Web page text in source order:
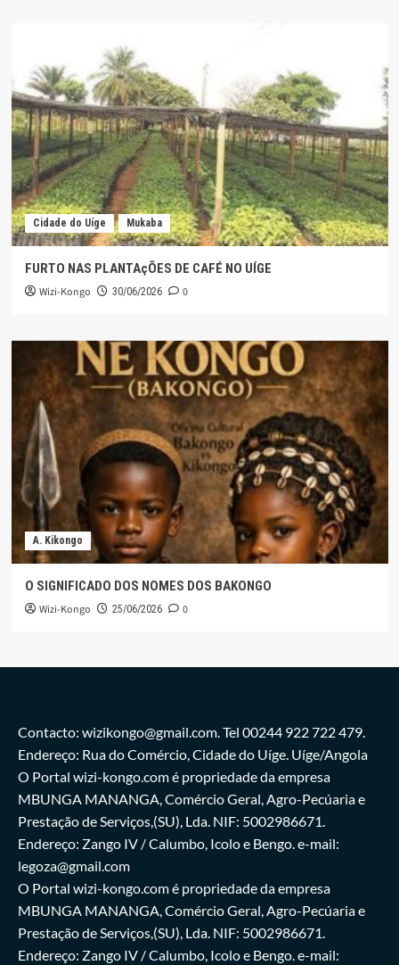
Cidade do Uíge Mukaba
FURTO NAS PLANTAçÕES DE CAFÉ NO UÍGE
Wizi-Kongo 30/06/2026 0
A. Kikongo
O SIGNIFICADO DOS NOMES DOS BAKONGO
Wizi-Kongo 25/06/2026 0
Contacto: wizikongo@gmail.com. Tel 00244 922 722 479.
Endereço: Rua do Comércio, Cidade do Uíge. Uíge/Angola
O Portal wizi-kongo.com é propriedade da empresa
MBUNGA MANANGA, Comércio Geral, Agro-Pecúaria e
Prestação de Serviços,(SU), Lda. NIF: 5002986671.
Endereço: Zango IV / Calumbo, Icolo e Bengo. e-mail:
legoza@gmail.com
O Portal wizi-kongo.com é propriedade da empresa
MBUNGA MANANGA, Comércio Geral, Agro-Pecúaria e
Prestação de Serviços,(SU), Lda. NIF: 5002986671.
Endereço: Zango IV / Calumbo, Icolo e Bengo. e-mail: